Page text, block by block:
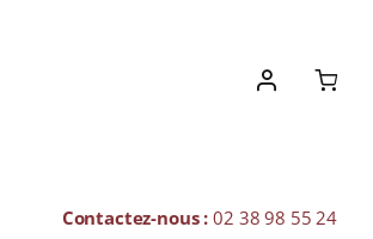
Contactez-nous :02 38 98 55 24